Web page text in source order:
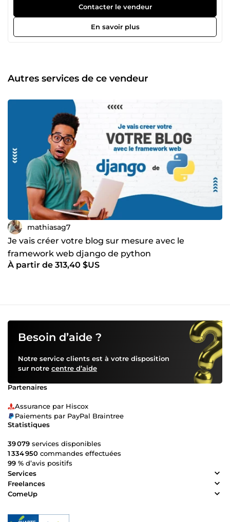
spécifiques. 💻 Compétences techniques : Python/Django :
Développement backend robuste et sécurisé. Bootstrap :
Interfaces utilisateur responsives et esthétiques. SQL :
Gestion de bases de données optimisée. HTMX :
Intégration et optimisation de bases de données.
Assistance technique et maintenance. ✅ Travail rigoureux,
votre satisfaction. 📩 Contactez-moi pour discuter de votre
projet et trouver ensemble la meilleure solution ! Si besoin,
je peux l'adapter selon vos objectifs ou votre plateforme. 😊
Contacter le vendeur
En savoir plus
Autres services de ce vendeur
mathiasag7
Je vais créer votre blog sur mesure avec le
framework web django de python
À partir de 313,40 $US
Besoin d’aide ?
Notre service clients est à votre disposition
sur notre centre d’aide
Partenaires
Assurance par Hiscox
Paiements par PayPal Braintree
Statistiques
39 079 services disponibles
1 334 950 commandes effectuées
99 % d’avis positifs
Services
Freelances
ComeUp